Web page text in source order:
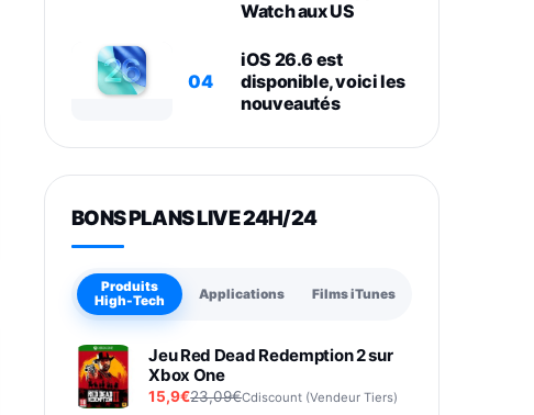
Watch aux US
04
iOS 26.6 est
disponible, voici les
nouveautés
BONS PLANS LIVE 24H/24
Produits
High-Tech
Applications Films iTunes
Jeu Red Dead Redemption 2 sur
Xbox One
15,9€23,09€Cdiscount (Vendeur Tiers)